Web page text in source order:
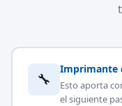
🔧
Imprimante
Esto aporta
el siguiente